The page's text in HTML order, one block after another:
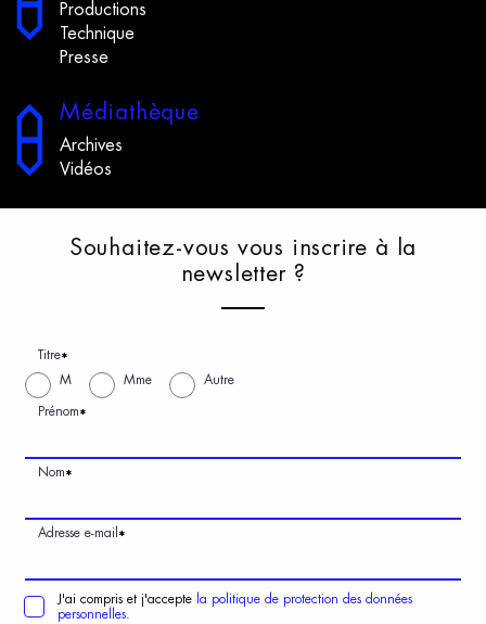
Productions
Technique
Presse
Médiathèque
Archives
Vidéos
Souhaitez-vous vous i nscrire à
a
newsletter ?
Titre*
M Mme Autre
Prénom*
Nom*
Adresse e-mail *
J'ai compris et j'accepte la politique de protection des données
personnelles.